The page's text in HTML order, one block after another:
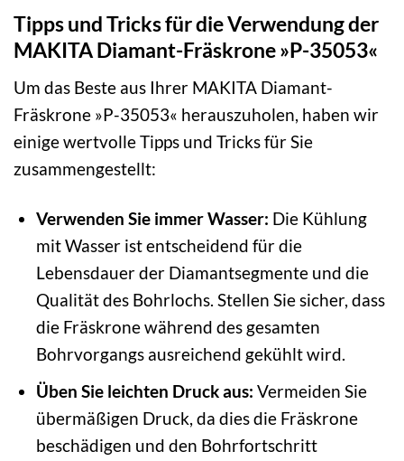
Tipps und Tricks für die Verwendung der
MAKITA Diamant-Fräskrone »P-35053«
Um das Beste aus Ihrer MAKITA Diamant-
Fräskrone »P-35053« herauszuholen, haben wir
einige wertvolle Tipps und Tricks für Sie
zusammengestellt:
Verwenden Sie immer Wasser: Die Kühlung
mit Wasser ist entscheidend für die
Lebensdauer der Diamantsegmente und die
Qualität des Bohrlochs. Stellen Sie sicher, dass
die Fräskrone während des gesamten
Bohrvorgangs ausreichend gekühlt wird.
Üben Sie leichten Druck aus: Vermeiden Sie
übermäßigen Druck, da dies die Fräskrone
beschädigen und den Bohrfortschritt